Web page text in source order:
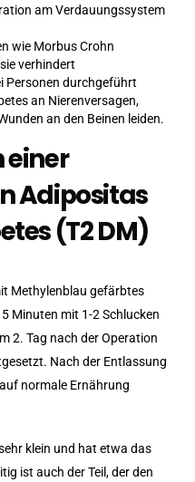
am Verdauungssystem
wie Morbus Crohn
verhindert
Personen durchgeführt
an Nierenversagen,
an den Beinen leiden.
einer
Adipositas
(T2 DM)
Methylenblau gefärbtes
Minuten mit 1-2 Schlucken
2. Tag nach der Operation
Nach der Entlassung
normale Ernährung
klein und hat etwa das
ist auch der Teil, der den